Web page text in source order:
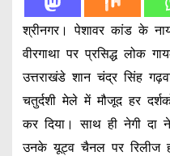
श्रीनगर। पेशावर कांड के
वीरगाथा पर प्रसिद्ध लोक
उत्तराखंडे शान चंद्र सिंह
चतुर्दशी मेले में मौजूद हर
कर दिया। साथ ही नेगी दा
उनके यूट्व चैनल पर रिलीज